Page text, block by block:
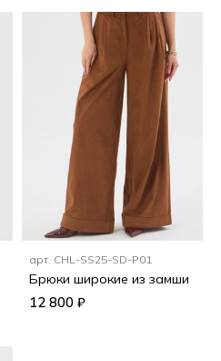
арт. CHL-SS25-SD-P01
Брюки широкие из замши
12 800 ₽